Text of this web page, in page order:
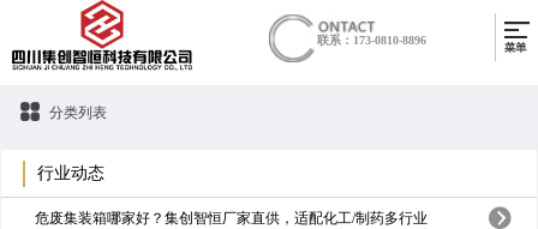
联系：173-0810-8896
分类列表
行业动态
危废集装箱哪家好？集创智恒厂家直供，适配化工/制药多行业